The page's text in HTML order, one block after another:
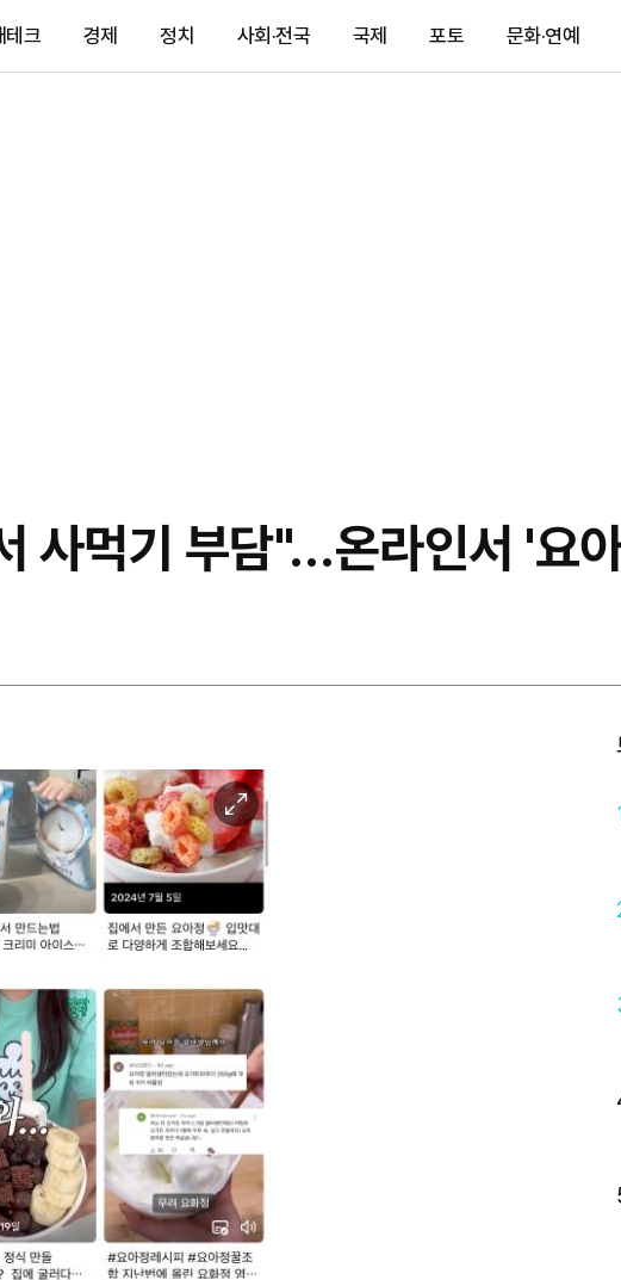
테크 경제 정치 사회·전국 국제 포토 문화·연예
사먹기 부담"…온라인서 '요아
이
미
지
대